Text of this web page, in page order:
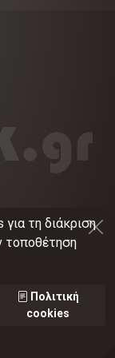
τη διάκριση
τοποθέτηση
Πολιτική
cookies